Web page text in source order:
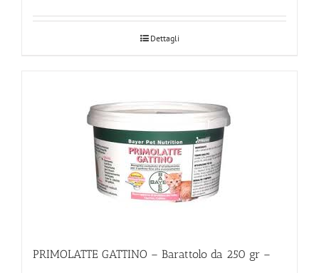
Dettagli
PRIMOLATTE GATTINO – Barattolo da 250 gr –